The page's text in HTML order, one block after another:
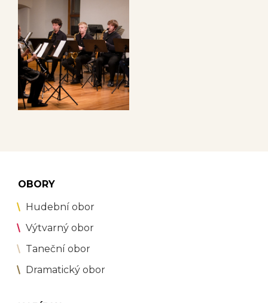
OBORY
Hudební obor
Výtvarný obor
Taneční obor
Dramatický obor